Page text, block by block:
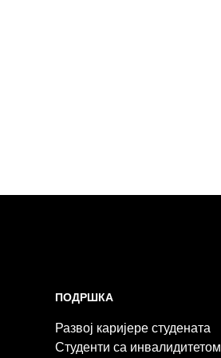
ПОДРШКА
Развој каријере студената
Студенти са инвалидитетом